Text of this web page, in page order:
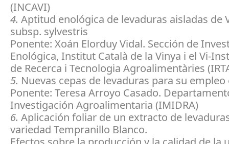
(INCAVI)
4. Aptitud enológica de levaduras aisladas de
subsp. sylvestris
Ponente: Xoán Elorduy Vidal. Sección de
Enológica, Institut Català de la Vinya i el Vi-
de Recerca i Tecnologia Agroalimentàries
5. Nuevas cepas de levaduras para su
Ponente: Teresa Arroyo Casado.
Investigación Agroalimentaria (IMIDRA)
6. Aplicación foliar de un extracto de
variedad Tempranillo Blanco.